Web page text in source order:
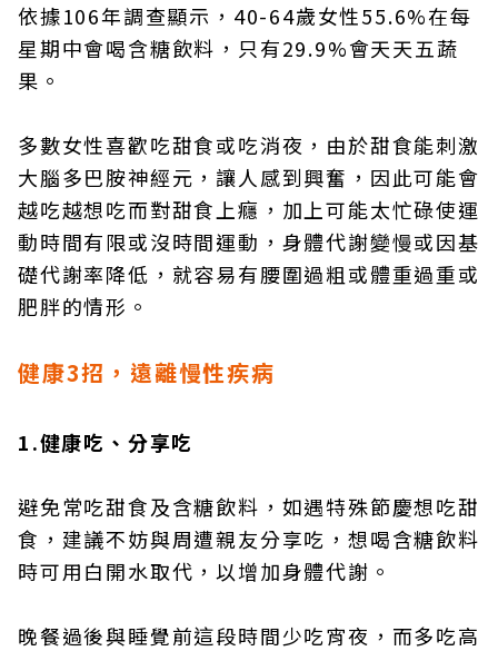
依據106年調查顯示，40-64歲女性55.6%在每
星期中會喝含糖飲料，只有29.9%會天天五蔬
果。
多數女性喜歡吃甜食或吃消夜，由於甜食能刺激
大腦多巴胺神經元，讓人感到興奮，因此可能會
越吃越想吃而對甜食上癮，加上可能太忙碌使運
動時間有限或沒時間運動，身體代謝變慢或因基
礎代謝率降低，就容易有腰圍過粗或體重過重或
肥胖的情形。
健康3招，遠離慢性疾病
1.健康吃、分享吃
避免常吃甜食及含糖飲料，如遇特殊節慶想吃甜
食，建議不妨與周遭親友分享吃，想喝含糖飲料
時可用白開水取代，以增加身體代謝。
晚餐過後與睡覺前這段時間少吃宵夜，而多吃高